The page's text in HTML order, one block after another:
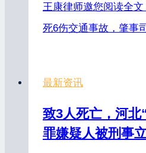
王康律师邀您阅读全文
死6伤交通事故，肇事
最新资讯
致3人死亡，河北
罪嫌疑人被刑事